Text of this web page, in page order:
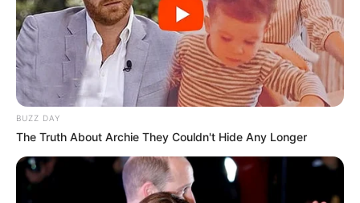
BUZZ DAY
The Truth About Archie They Couldn't Hide Any Longer